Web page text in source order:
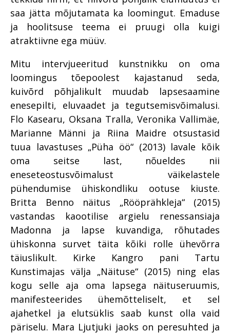
saa jätta mõjutamata ka loomingut. Emaduse
ja hoolitsuse teema ei pruugi olla kuigi
atraktiivne ega müüv.
Mitu intervjueeritud kunstnikku on oma
loomingus tõepoolest kajastanud seda,
kuivõrd põhjalikult muudab lapsesaamine
enesepilti, eluvaadet ja tegutsemisvõimalusi.
Flo Kasearu, Oksana Tralla, Veronika Vallimäe,
Marianne Männi ja Riina Maidre otsustasid
tuua lavastuses „Püha öö“ (2013) lavale kõik
oma seitse last, nõueldes nii
eneseteostusvõimalust väikelastele
pühendumise ühiskondliku ootuse kiuste.
Britta Benno näitus „Rööprähkleja“ (2015)
vastandas kaootilise argielu renessansiaja
Madonna ja lapse kuvandiga, rõhutades
ühiskonna survet täita kõiki rolle ühevõrra
täiuslikult. Kirke Kangro pani Tartu
Kunstimajas välja „Näituse“ (2015) ning elas
kogu selle aja oma lapsega näituseruumis,
manifesteerides ühemõtteliselt, et sel
ajahetkel ja elutsüklis saab kunst olla vaid
päriselu. Mara Ljutjuki jaoks on peresuhted ja